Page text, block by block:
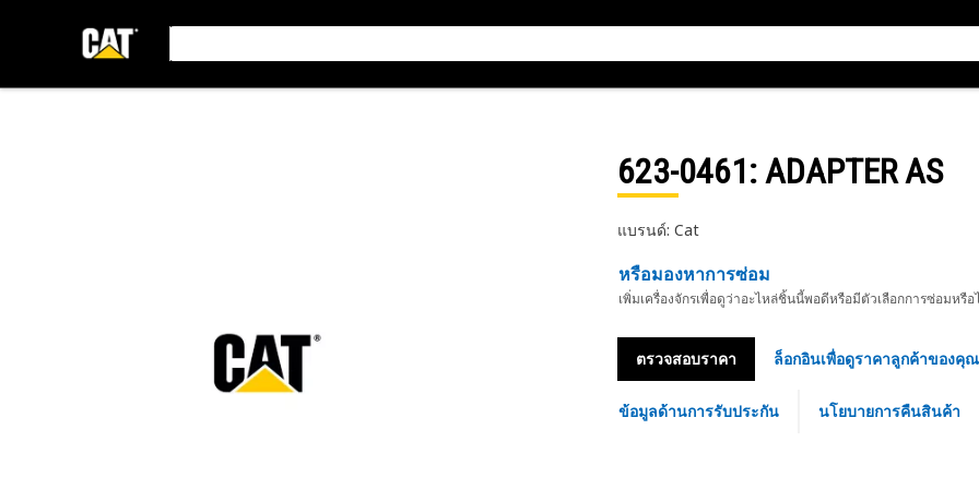
623-0461: ADAPTER AS
แบรนด์: Cat
หรือมองหาการซ่อม
เพิ่มเครื่องจักรเพื่อดูว่าอะไหล่ชิ้นนี้พอดีหรือมีตัวเลือกการซ่อมหรือ
ตรวจสอบราคา ล็อกอินเพื่อดูราคาลูกค้าของคุณ
ข้อมูลด้านการรับประกัน นโยบายการคืนสินค้า